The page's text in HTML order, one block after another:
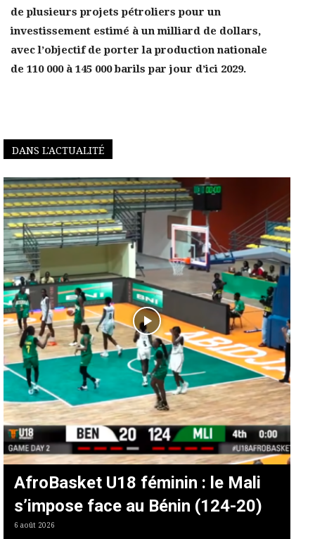
de plusieurs projets pétroliers pour un
investissement estimé à un milliard de dollars,
avec l’objectif de porter la production nationale
de 110 000 à 145 000 barils par jour d’ici 2029.
DANS L'ACTUALITÉ
AfroBasket U18 féminin : le Mali
s’impose face au Bénin (124-20)
6 août 2026